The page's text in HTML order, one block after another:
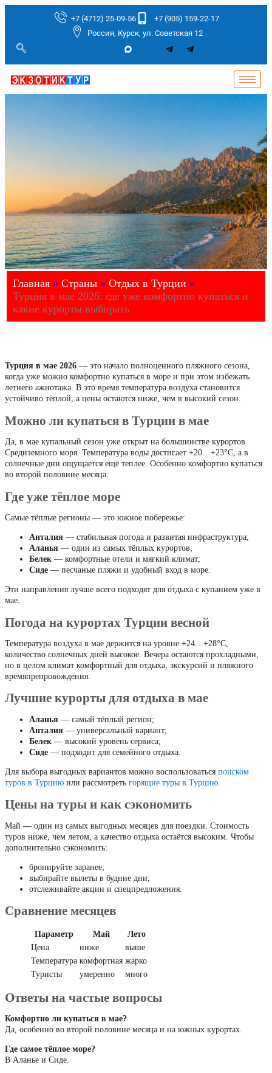
+7 (4712) 25-09-56
+7 (905) 159-22-17
Россия, Курск, ул. Советская 12
Главная » Страны » Отдых в Турции »
Турция в мае 2026: где уже комфортно купаться и
какие курорты выбирать
Турция в мае 2026 — это начало полноценного пляжного сезона,
когда уже можно комфортно купаться в море и при этом избежать
летнего ажиотажа. В это время температура воздуха становится
устойчиво тёплой, а цены остаются ниже, чем в высокий сезон.
Можно ли купаться в Турции в мае
Да, в мае купальный сезон уже открыт на большинстве курортов
Средиземного моря. Температура воды достигает +20…+23°C, а в
солнечные дни ощущается ещё теплее. Особенно комфортно купаться
во второй половине месяца.
Где уже тёплое море
Самые тёплые регионы — это южное побережье:
Анталия — стабильная погода и развитая инфраструктура;
Аланья — один из самых тёплых курортов;
Белек — комфортные отели и мягкий климат;
Сиде — песчаные пляжи и удобный вход в море.
Эти направления лучше всего подходят для отдыха с купанием уже в
мае.
Погода на курортах Турции весной
Температура воздуха в мае держится на уровне +24…+28°C,
количество солнечных дней высокое. Вечера остаются прохладными,
но в целом климат комфортный для отдыха, экскурсий и пляжного
времяпрепровождения.
Лучшие курорты для отдыха в мае
Аланья — самый тёплый регион;
Анталия — универсальный вариант;
Белек — высокий уровень сервиса;
Сиде — подходит для семейного отдыха.
Для выбора выгодных вариантов можно воспользоваться поиском
туров в Турцию или рассмотреть горящие туры в Турцию
Цены на туры и как сэкономить
Май — один из самых выгодных месяцев для поездки. Стоимость
туров ниже, чем летом, а качество отдыха остаётся высоким. Чтобы
дополнительно сэкономить:
бронируйте заранее;
выбирайте вылеты в будние дни;
отслеживайте акции и спецпредложения.
Сравнение месяцев
Параметр Май
Лето
Цена
ниже
выше
Температура комфортная жарко
Туристы
умеренно много
Ответы на частые вопросы
Комфортно ли купаться в мае?
Да, особенно во второй половине месяца и на южных курортах.
Где самое тёплое море?
В Аланье и Сиде.